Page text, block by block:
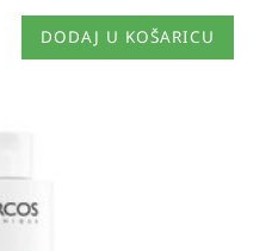
DODAJ U KOŠARICU